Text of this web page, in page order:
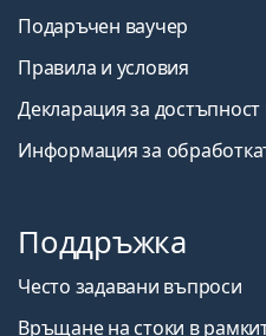
Подаръчен ваучер
Правила и условия
Декларация за
Информация за
Поддръжка
Често задавани въпроси
Връщане на стоки в